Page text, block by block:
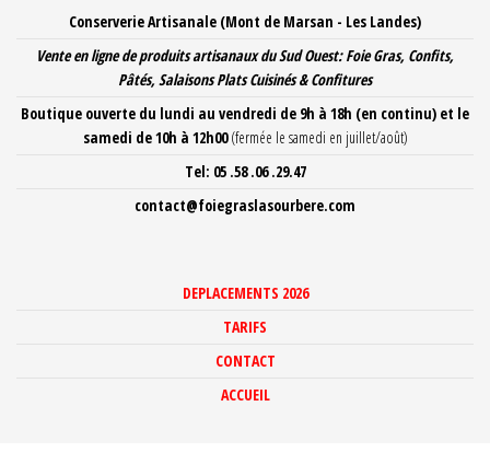
Conserverie Artisanale (Mont de Marsan - Les Landes)
Vente en ligne de produits artisanaux du Sud Ouest: Foie Gras, Confits,
Pâtés, Salaisons Plats Cuisinés & Confitures
Boutique ouverte du lundi au vendredi de 9h à 18h (en continu) et le
samedi de 10h à 12h00(fermée le samedi en juillet/août)
Tel: 05 .58 .06 .29.47
contact@foiegraslasourbere.com
DEPLACEMENTS 2026
TARIFS
CONTACT
ACCUEIL